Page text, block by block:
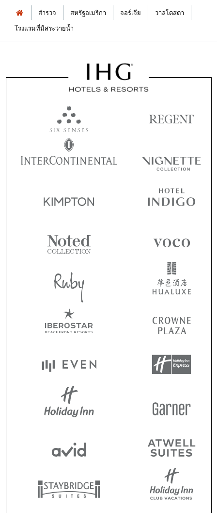
สำรวจ สหรัฐอเมริกา จอร์เจีย
วาลโดสตา
โรงแรมที่มีสระว่ายน้ำ